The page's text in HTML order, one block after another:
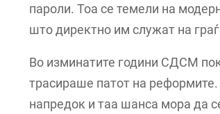
пароли. Тоа се темели на
што директно им служат на
Во изминатите години СДСМ
трасираше патот на
напредок и таа шанса мора да